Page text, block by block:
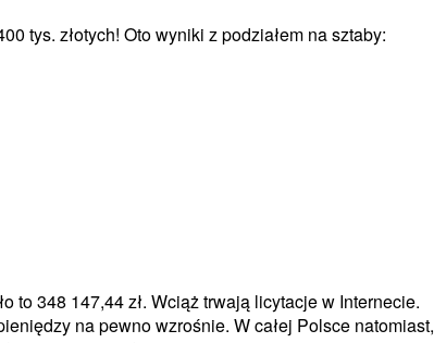
tys. złotych! Oto wyniki z podziałem na sztaby:
to 348 147,44 zł. Wciąż trwają licytacje w Internecie.
na pewno wzrośnie. W całej Polsce natomiast,